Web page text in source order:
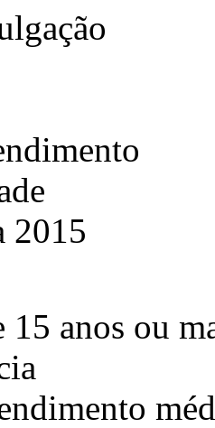
2015
15 anos ou